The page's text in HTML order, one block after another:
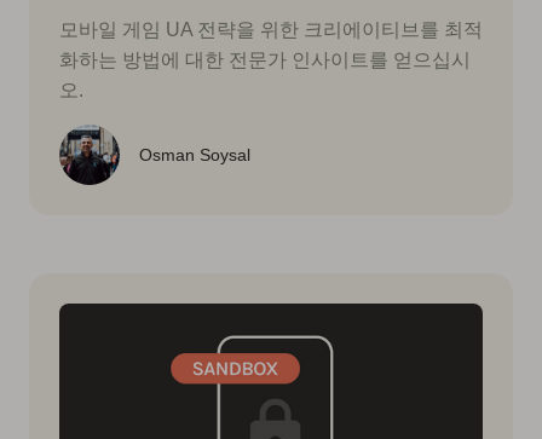
모바일 게임 UA 전략을 위한 크리에이티브를 최적
화하는 방법에 대한 전문가 인사이트를 얻으십시
오.
Osman Soysal